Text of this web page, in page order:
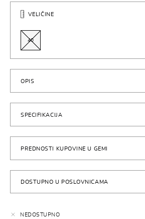
VELIČINE
40
OPIS
SPECIFIKACIJA
PREDNOSTI KUPOVINE U GEMI
DOSTUPNO U POSLOVNICAMA
NEDOSTUPNO